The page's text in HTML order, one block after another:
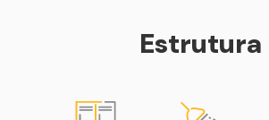
Estrutura